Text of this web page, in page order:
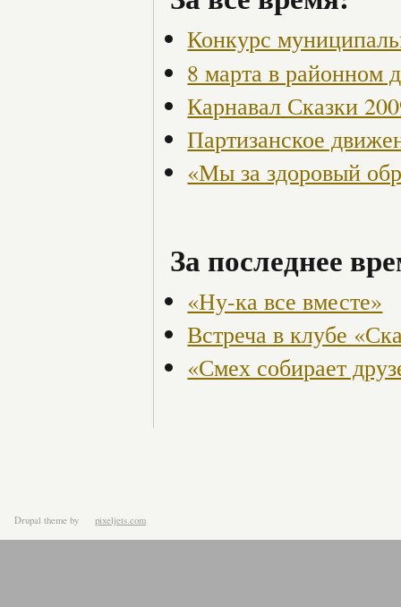
Конкурс
8 марта в районном
Карнавал Сказки
Партизанское
«Мы за здоровый
За последнее
«Ну-ка все вместе»
Встреча в клубе
«Смех собирает
Drupal theme by pixeljets.com